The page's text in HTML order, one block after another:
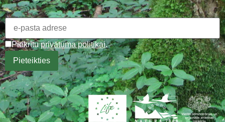
Piekrītuprivātuma politikai.